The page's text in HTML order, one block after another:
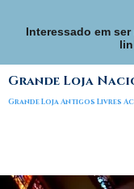
Interessado em
Grande Loja
Grande Loja Antigos Livres